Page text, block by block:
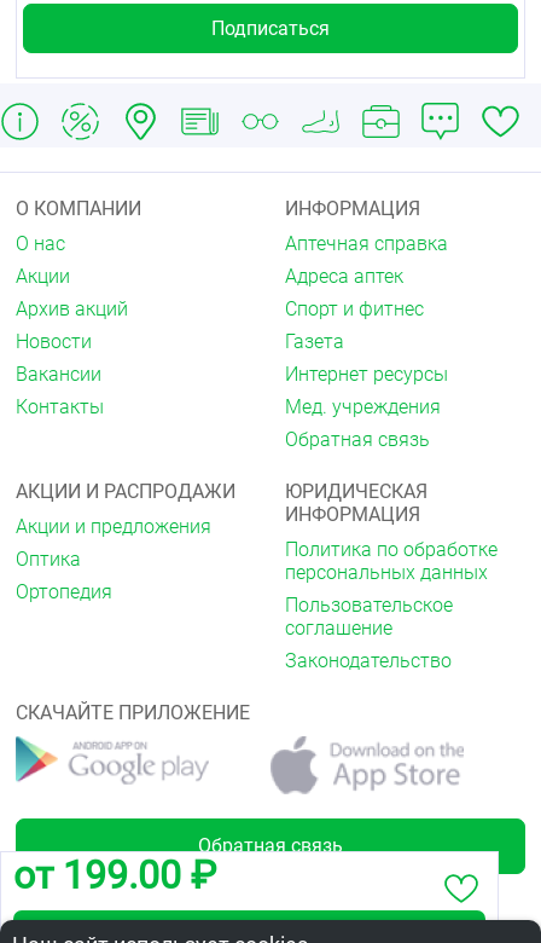
от 199.00 ₽
Забронировать по адресу пр.Космический,21
О КОМПАНИИ
О нас
Акции
Архив акций
Новости
Вакансии
Контакты
ИНФОРМАЦИЯ
Аптечная справка
Адреса аптек
Спорт и фитнес
Газета
Интернет ресурсы
Мед. учреждения
Обратная связь
АКЦИИ И РАСПРОДАЖИ
Акции и предложения
Оптика
Ортопедия
ЮРИДИЧЕСКАЯ
ИНФОРМАЦИЯ
Политика по обработке
персональных данных
Пользовательское
соглашение
Законодательство
СКАЧАЙТЕ ПРИЛОЖЕНИЕ
Обратная связь